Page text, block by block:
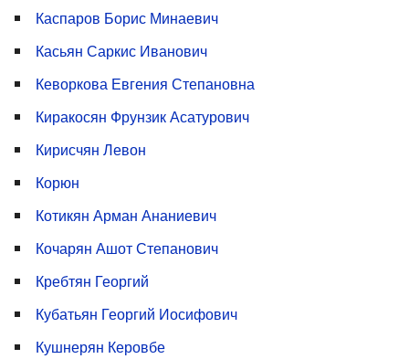
Каспаров Борис Минаевич
Касьян Саркис Иванович
Кеворкова Евгения Степановна
Киракосян Фрунзик Асатурович
Кирисчян Левон
Корюн
Котикян Арман Ананиевич
Кочарян Ашот Степанович
Кребтян Георгий
Кубатьян Георгий Иосифович
Кушнерян Керовбе